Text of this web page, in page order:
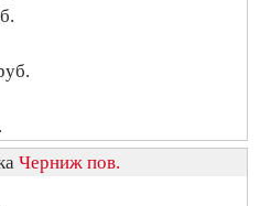
Черниж пов.